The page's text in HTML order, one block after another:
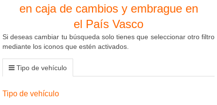
en caja de cambios y embrague en
el País Vasco
Si deseas cambiar tu búsqueda solo tienes que seleccionar otro filtro
mediante los iconos que estén activados.
Tipo de vehículo
Tipo de vehículo